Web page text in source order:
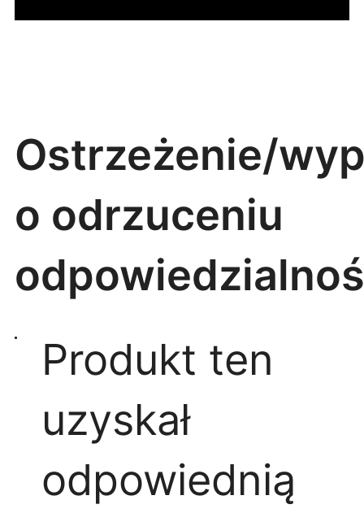
Ostrzeżenie/
o odrzuceniu
Produkt ten
uzyskał
odpowiednią